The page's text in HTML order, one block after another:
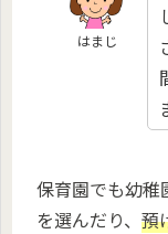
はまじ
保育園でも幼稚
を選んだり、 預